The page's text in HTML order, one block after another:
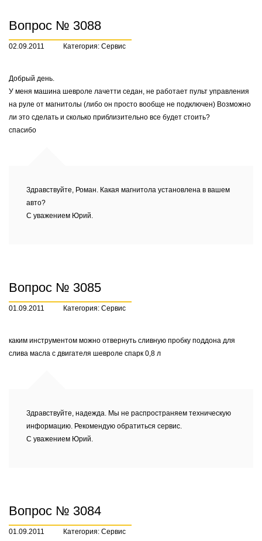
Вопрос № 3088
02.09.2011 Категория: Сервис
Добрый день.
У меня машина шевроле лачетти седан, не работает пульт управления
на руле от магнитолы (либо он просто вообще не подключен) Возможно
ли это сделать и сколько приблизительно все будет стоить?
спасибо
Здравствуйте, Роман. Какая магнитола установлена в вашем
авто?
С уважением Юрий.
Вопрос № 3085
01.09.2011 Категория: Сервис
каким инструментом можно отвернуть сливную пробку поддона для
слива масла с двигателя шевроле спарк 0,8 л
Здравствуйте, надежда. Мы не распространяем техническую
информацию. Рекомендую обратиться сервис.
С уважением Юрий.
Вопрос № 3084
01.09.2011 Категория: Сервис